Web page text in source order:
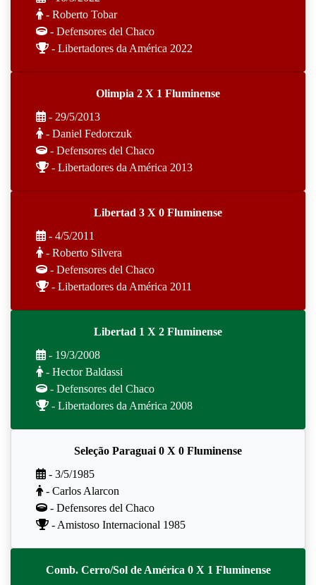
- Roberto Tobar
- Defensores del Chaco
- Libertadores da América 2022
Olimpia 2 X 1 Fluminense
- 29/5/2013
- Daniel Fedorczuk
- Defensores del Chaco
- Libertadores da América 2013
Libertad 3 X 0 Fluminense
- 4/5/2011
- Roberto Silvera
- Defensores del Chaco
- Libertadores da América 2011
Libertad 1 X 2 Fluminense
- 19/3/2008
- Hector Baldassi
- Defensores del Chaco
- Libertadores da América 2008
Seleção Paraguai 0 X 0 Fluminense
- 3/5/1985
- Carlos Alarcon
- Defensores del Chaco
- Amistoso Internacional 1985
Comb. Cerro/Sol de América 0 X 1 Fluminense